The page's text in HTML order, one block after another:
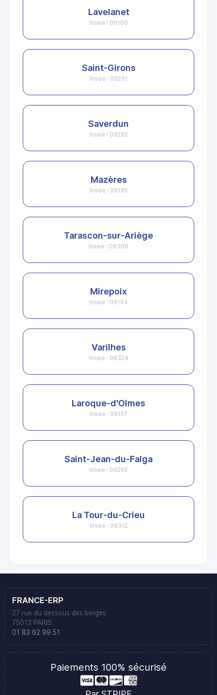
Lavelanet
Insee : 09160
Saint-Girons
Insee : 09261
Saverdun
Insee : 09282
Mazères
Insee : 09185
Tarascon-sur-Ariège
Insee : 09306
Mirepoix
Insee : 09194
Varilhes
Insee : 09324
Laroque-d'Olmes
Insee : 09157
Saint-Jean-du-Falga
Insee : 09265
La Tour-du-Crieu
Insee : 09312
FRANCE-ERP
27 rue du dessous des berges
75013 PARIS
01 83 62 99 51
Paiements 100% sécurisé